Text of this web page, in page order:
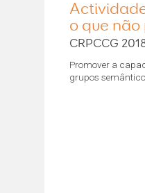
o que
CRPCCG
Promover a
grupos